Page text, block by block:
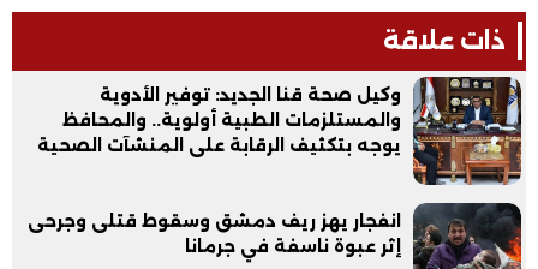
ذات علاقة
وكيل صحة قنا الجديد: توفير الأدوية
والمستلزمات الطبية أولوية.. والمحافظ
يوجه بتكثيف الرقابة على المنشآت الصحية
انفجار يهز ريف دمشق وسقوط قتلى وجرحى
إثر عبوة ناسفة في جرمانا